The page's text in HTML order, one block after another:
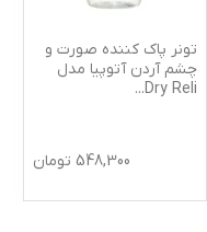
تونر پاک کننده صورت و
چشم آردن آتوپیا مدل
Dry Reli
...
548,300 تومان